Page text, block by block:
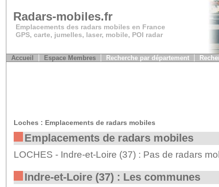
Radars-mobiles.fr
Emplacements des radars mobiles en France
GPS, carte, jumelles, laser, mobile, POI radar
Accueil Espace Membres Recherche par département
Loches : Emplacements de radars mobiles
Emplacements de radars mobiles
LOCHES - Indre-et-Loire (37) : Pas de radars
Indre-et-Loire (37) : Les communes